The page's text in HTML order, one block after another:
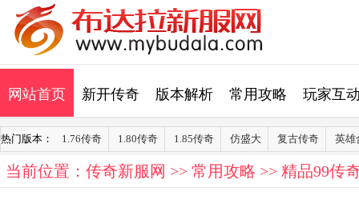
网站首页 新开传奇 版本解析 常用攻略 玩家互
热门版本： 1.76传奇 1.80传奇 1.85传奇 仿盛大 复古传奇 英雄
当前位置： 传奇新服网 >> 常用攻略 >> 精品99传